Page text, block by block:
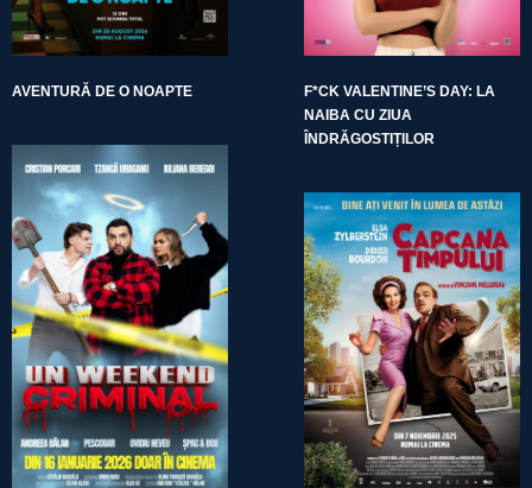
AVENTURĂ DE O NOAPTE
F*CK VALENTINE’S DAY: LA
NAIBA CU ZIUA
ÎNDRĂGOSTIȚILOR